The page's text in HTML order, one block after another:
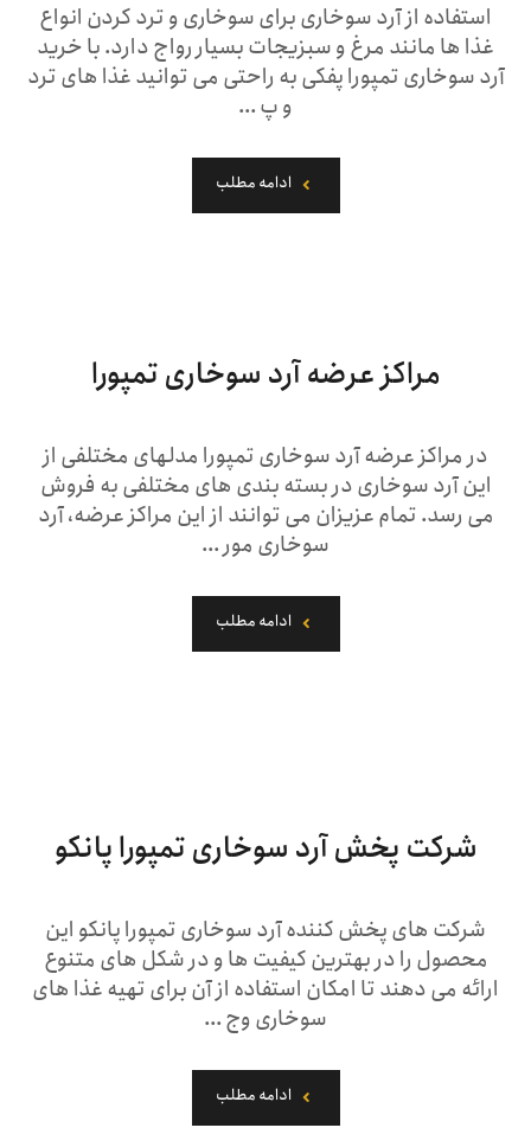
استفاده از آرد سوخاری برای سوخاری و ترد کردن انواع
غذا ها مانند مرغ و سبزیجات بسیار رواج دارد. با خرید
آرد سوخاری تمپورا پفکی به راحتی می توانید غذا های ترد
و پ ...
ادامه مطلب
مراکز عرضه آرد سوخاری تمپورا
در مراکز عرضه آرد سوخاری تمپورا مدلهای مختلفی از
این آرد سوخاری در بسته بندی های مختلفی به فروش
می رسد. تمام عزیزان می توانند از این مراکز عرضه، آرد
سوخاری مور ...
ادامه مطلب
شرکت پخش آرد سوخاری تمپورا پانکو
شرکت های پخش کننده آرد سوخاری تمپورا پانکو این
محصول را در بهترین کیفیت ها و در شکل های متنوع
ارائه می ‌دهند تا امکان استفاده از آن برای تهیه غذا های
سوخاری وج ...
ادامه مطلب